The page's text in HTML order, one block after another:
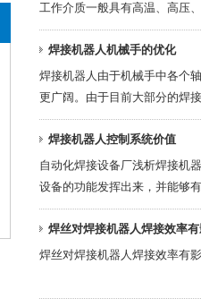
工作介质一般具有高温、高压
规模较大，如球罐、管道等，
焊接机器人有所区别，现根据
焊接机器人机械手的优化
焊接机器人由于机械手中各个
更广阔。由于目前大部分的焊
来，焊接机械手即便是在恶劣
焊接机器人控制系统价值
自动化焊接设备厂浅析焊接机
设备的功能发挥出来，并能够
数控设备相同，控制体系并不
焊丝对焊接机器人焊接效率
焊丝对焊接机器人焊接效率有